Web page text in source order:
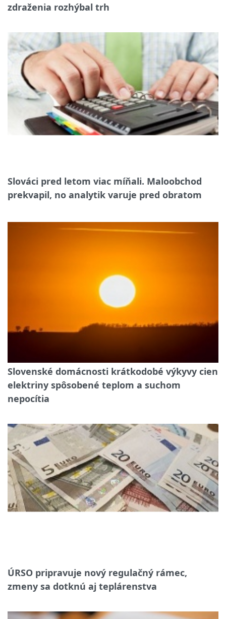
zdraženia rozhýbal trh
Slováci pred letom viac míňali. Maloobchod
prekvapil, no analytik varuje pred obratom
Slovenské domácnosti krátkodobé výkyvy cien
elektriny spôsobené teplom a suchom
nepocítia
ÚRSO pripravuje nový regulačný rámec,
zmeny sa dotknú aj teplárenstva